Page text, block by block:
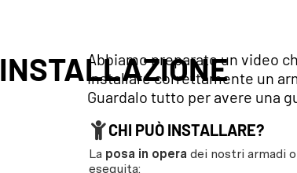
INSTALLAZIONE
Abbiamo preparato un video
installare correttamente un
Guardalo tutto per avere una
CHI PUÒ INSTALLARE?
La posa in opera dei nostri armadi
eseguita: